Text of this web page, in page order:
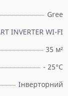
Gree
INVERTER WI-FI
35 м²
- 25°C
Інверторний